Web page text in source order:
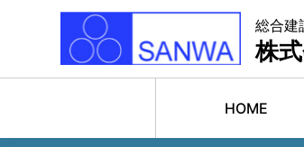
総合建
株
HOME